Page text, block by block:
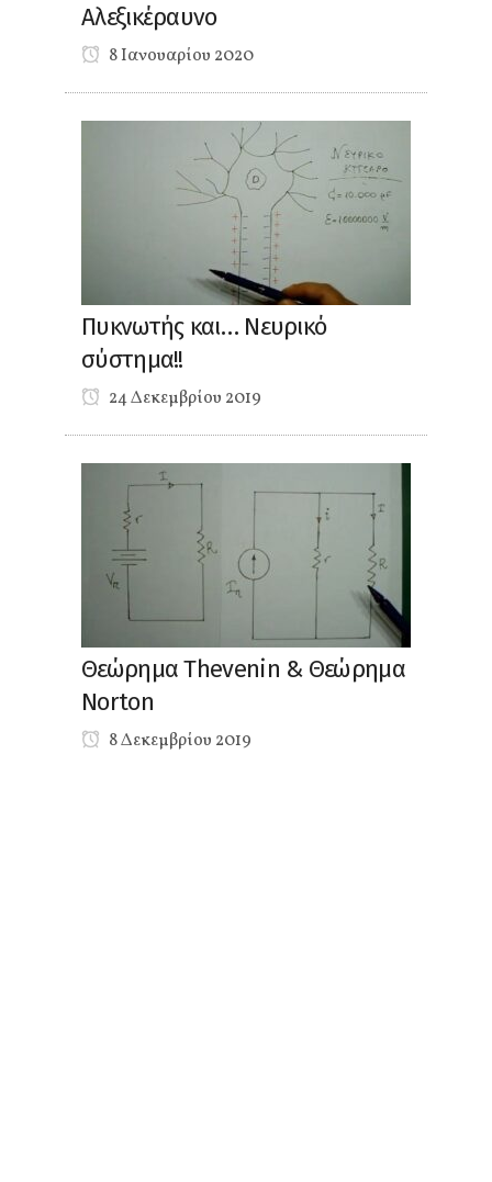
Αλεξικέραυνο
8 Ιανουαρίου 2020
Πυκνωτής και… Νευρικό
σύστημα!!
24 Δεκεμβρίου 2019
Θεώρημα Thevenin & Θεώρημα
Norton
8 Δεκεμβρίου 2019